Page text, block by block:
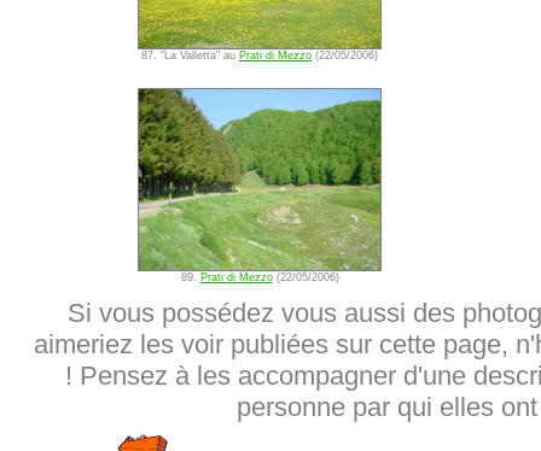
87. "La Valletta" au Prati di Mezzo (22/05/2006)
89. Prati di Mezzo(22/05/2006)
Si vous possédez vous aussi des
aimeriez les voir publiées sur cette page,
! Pensez à les accompagner d'une
personne par qui elles